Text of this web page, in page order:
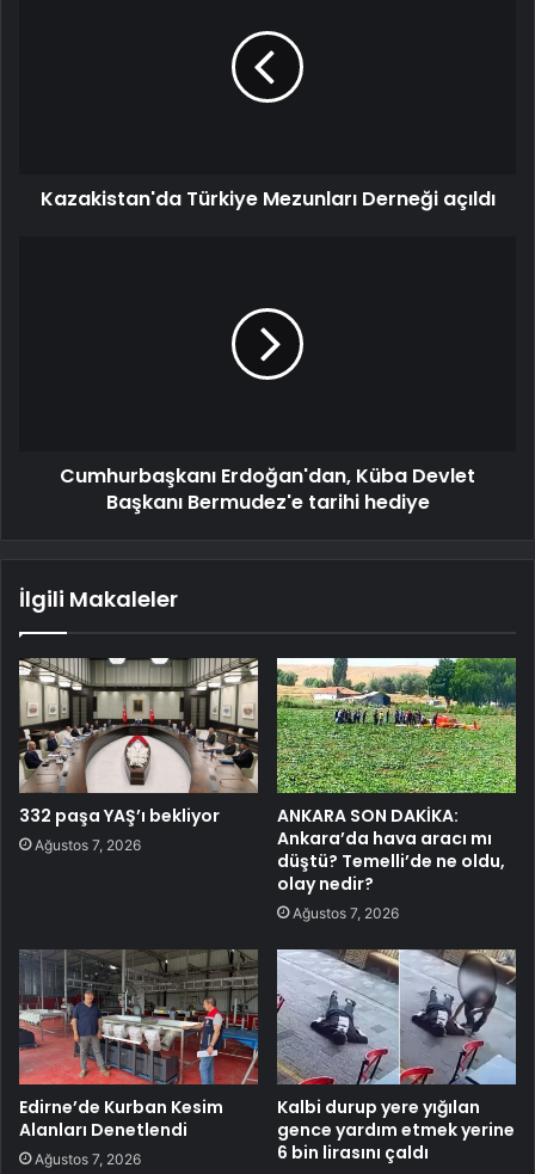
Kazakistan'da Türkiye Mezunları Derneği açıldı
Cumhurbaşkanı Erdoğan'dan, Küba Devlet
Başkanı Bermudez'e tarihi hediye
İlgili Makaleler
332 paşa YAŞ’ı bekliyor
Ağustos 7, 2026
ANKARA SON DAKİKA:
Ankara’da hava aracı mı
düştü? Temelli’de ne oldu,
olay nedir?
Ağustos 7, 2026
Edirne’de Kurban Kesim
Alanları Denetlendi
Ağustos 7, 2026
Kalbi durup yere yığılan
gence yardım etmek yerine
6 bin lirasını çaldı